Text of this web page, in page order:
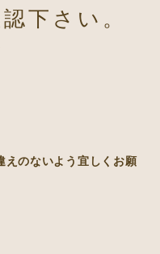
下さい。
えのないよう宜しくお願